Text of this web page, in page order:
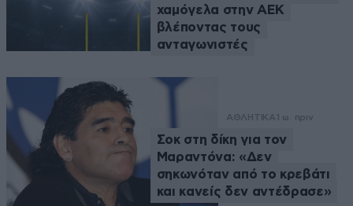
χαμόγελα στην ΑΕΚ
βλέποντας τους
ανταγωνιστές
ΑΘΛΗΤΙΚΑ 1 ω. πριν
Σοκ στη δίκη για τον
Μαραντόνα: «Δεν
σηκωνόταν από το κρεβάτι
και κανείς δεν αντέδρασε»